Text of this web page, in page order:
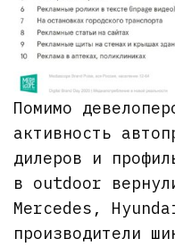
Помимо
активность
дилеров и
в outdoor
Mercedes,
производители